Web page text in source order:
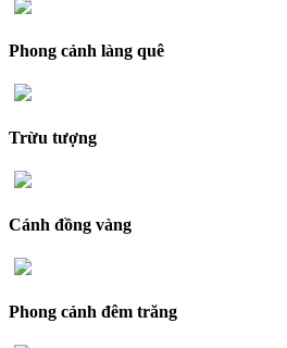
Phong cảnh làng quê
Trừu tượng
Cánh đồng vàng
Phong cảnh đêm trăng